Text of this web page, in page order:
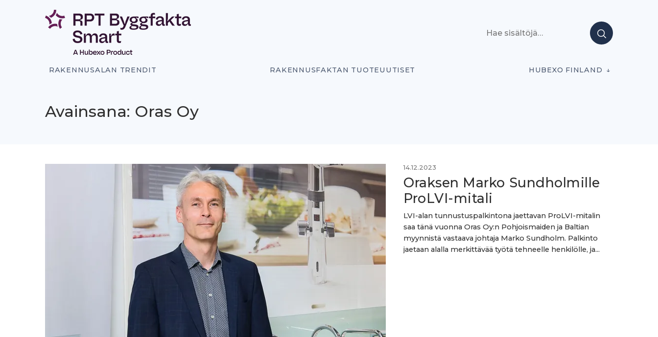
RAKENNUSALAN TRENDIT RAKENNUSFAKTAN TUOTEUUTISET HUBEXO FINLAND
Avainsana: Oras Oy
14.12.2023
Oraksen Marko Sundholmille
ProLVI-mitali
LVI-alan tunnustuspalkintona jaettavan ProLVI-mitalin
saa tänä vuonna Oras Oy:n Pohjoismaiden ja Baltian
myynnistä vastaava johtaja Marko Sundholm. Palkinto
jaetaan alalla merkittävää työtä tehneelle henkilölle, ja...